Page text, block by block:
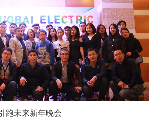
跑未来新年晚会